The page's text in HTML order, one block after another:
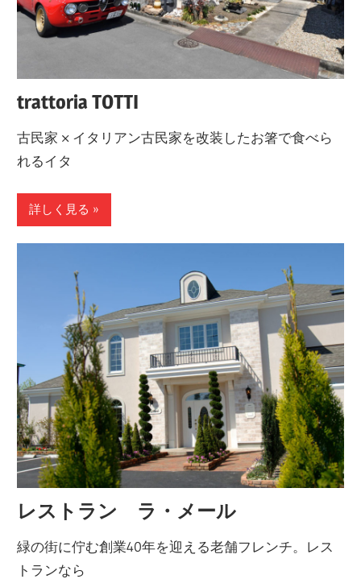
trattoria TOTTI
古民家 × イタリアン古民家を改装したお箸で食べら
れるイタ
詳しく見る
レストラン ラ・メール
緑の街に佇む創業40年を迎える老舗フレンチ。レス
トランなら